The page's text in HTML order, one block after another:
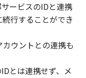
ービスのIDと連携
行することができ
カウントとの連携も
とは連携せず、メ